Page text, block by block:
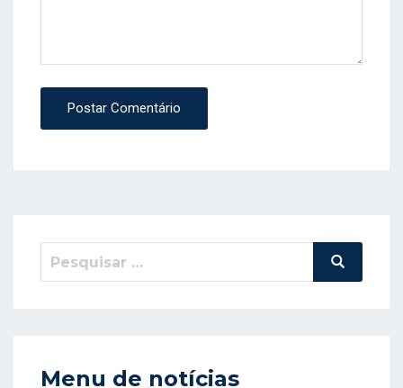
Postar Comentário
Pesquisar
Pesquisa
Menu de notícias